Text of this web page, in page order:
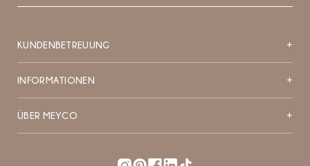
KUNDENBETREUUNG +
INFORMATIONEN +
ÜBER MEYCO +